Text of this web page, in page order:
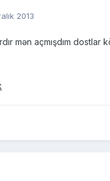
2013
mən açmışdım dostlar